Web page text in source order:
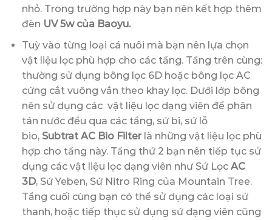
nhỏ. Trong trường hợp này bạn nên kết hợp thêm
đèn UV 5w của Baoyu.
Tuỳ vào từng loại cá nuôi mà bạn nên lựa chọn
vật liệu lọc phù hợp cho các tầng. Tầng trên cùng:
thường sử dụng bông lọc 6D hoặc bông lọc AC
cứng cắt vuông vắn theo khay lọc. Dưới lớp bông
nên sử dụng các vật liệu lọc dạng viên để phân
tán nước đều qua các tầng, sứ bi, sứ lỗ
bio, Subtrat AC Bio Filterlà những vật liệu lọc phù
hợp cho tầng này. Tầng thứ 2 bạn nên tiếp tục sử
dụng các vật liệu lọc dạng viên như Sứ LọcAC
3D, Sứ Yeben, Sứ Nitro Ring của Mountain Tree.
Tầng cuối cùng bạn có thể sử dụng các loại sứ
thanh, hoặc tiếp thục sử dụng sứ dạng viên cũng